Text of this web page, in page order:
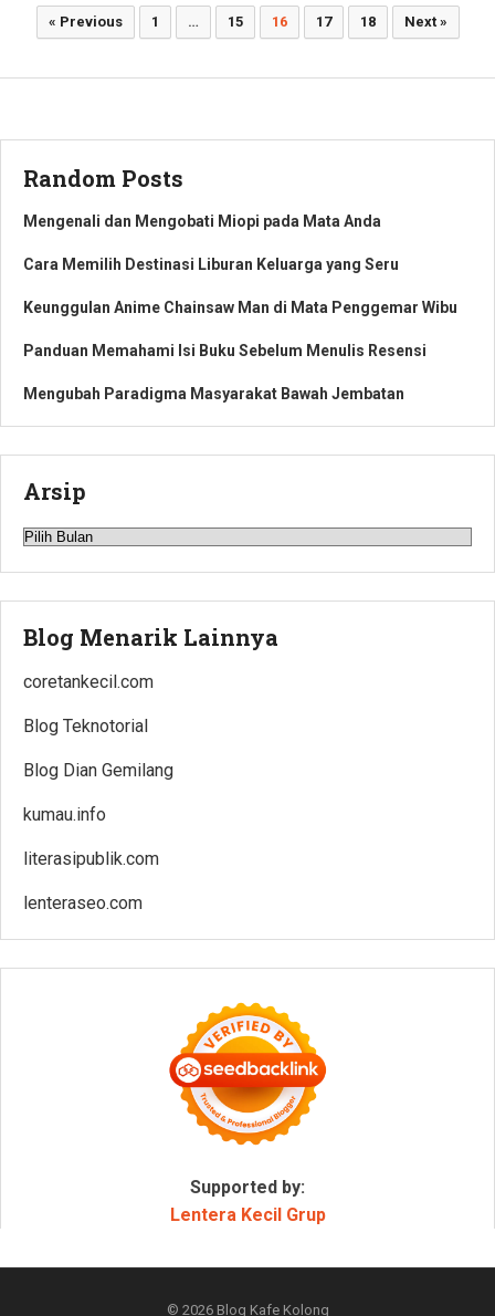
Paginasi« Previous 1 … 15 16 17 18 Next »
Random Posts
Mengenali dan Mengobati Miopi pada Mata Anda
Cara Memilih Destinasi Liburan Keluarga yang Seru
Keunggulan Anime Chainsaw Man di Mata Penggemar Wibu
Panduan Memahami Isi Buku Sebelum Menulis Resensi
Mengubah Paradigma Masyarakat Bawah Jembatan
Arsip
Arsip
Blog Menarik Lainnya
coretankecil.com
Blog Teknotorial
Blog Dian Gemilang
kumau.info
literasipublik.com
lenteraseo.com
Supported by:
Lentera Kecil Grup
© 2026 Blog Kafe Kolong